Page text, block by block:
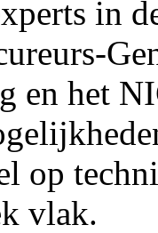
in
en het
op
vlak.